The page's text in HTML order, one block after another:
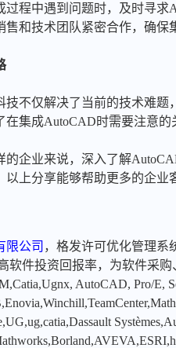
过程中遇到问题时，及时寻求
售和技术团队紧密合作，确保
技不仅解决了当前的技术难
在集成AutoCAD时需要注意
的企业来说，深入了解
以上分享能够帮助更多的企业
限公司 ，格发许可优化管理系
软件投资回报率，为软件采
AutoCAD, Pro/E,